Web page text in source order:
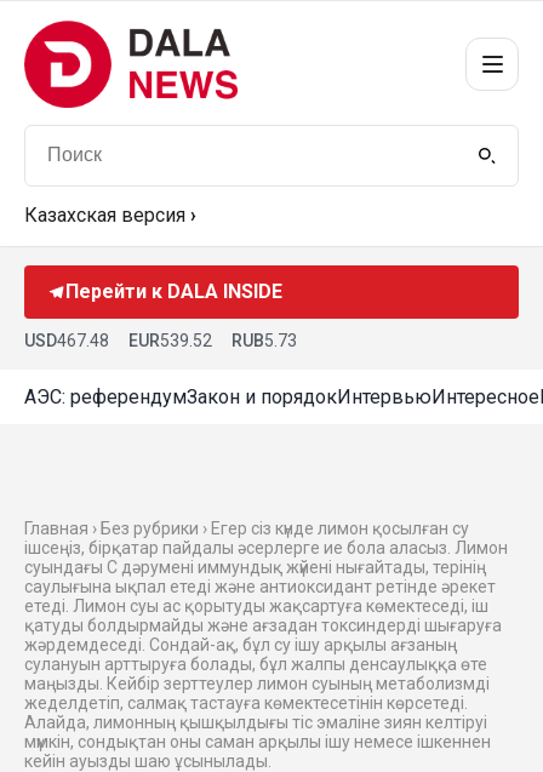
Казахская версия ›
Перейти к DALA INSIDE
USD467.48 EUR539.52 RUB5.73
АЭС: референдумЗакон и порядокИнтервьюИнтересное
Главная › Без рубрики › Егер сіз күнде лимон қосылған су
ішсеңіз, бірқатар пайдалы әсерлерге ие бола аласыз. Лимон
суындағы С дәрумені иммундық жүйені нығайтады, терінің
саулығына ықпал етеді және антиоксидант ретінде әрекет
етеді. Лимон суы ас қорытуды жақсартуға көмектеседі, іш
қатуды болдырмайды және ағзадан токсиндерді шығаруға
жәрдемдеседі. Сондай-ақ, бұл су ішу арқылы ағзаның
сулануын арттыруға болады, бұл жалпы денсаулыққа өте
маңызды. Кейбір зерттеулер лимон суының метаболизмді
жеделдетіп, салмақ тастауға көмектесетінін көрсетеді.
Алайда, лимонның қышқылдығы тіс эмаліне зиян келтіруі
мүмкін, сондықтан оны саман арқылы ішу немесе ішкеннен
кейін ауызды шаю ұсынылады.